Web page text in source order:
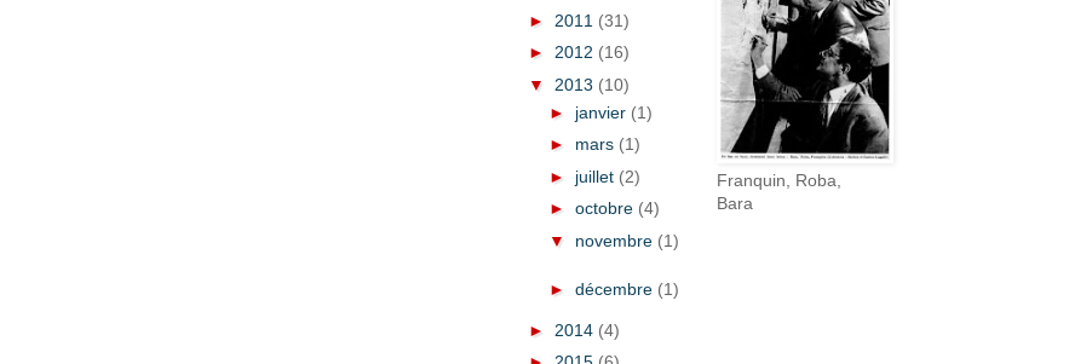
► 2011 (31)
► 2012 (16)
▼ 2013 (10)
► janvier (1)
► mars (1)
► juillet (2)
► octobre (4)
▼ novembre (1)
► décembre (1)
► 2014 (4)
Franquin, Roba,
Bara